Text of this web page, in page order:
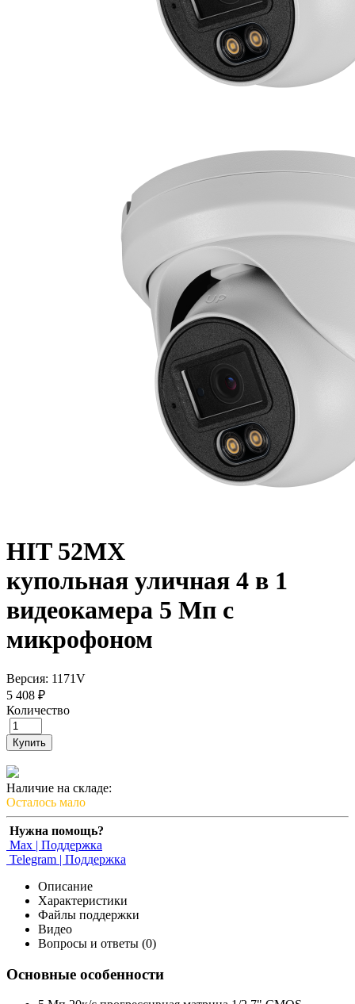
HIT 52MX
купольная уличная 4 в 1
видеокамера 5 Мп с
микрофоном
Версия: 1171V
5 408 ₽
Количество
Купить
Наличие на складе:
Осталось мало
Нужна помощь?
Max | Поддержка
Telegram | Поддержка
Описание
Характеристики
Файлы поддержки
Видео
Вопросы и ответы (0)
Основные особенности